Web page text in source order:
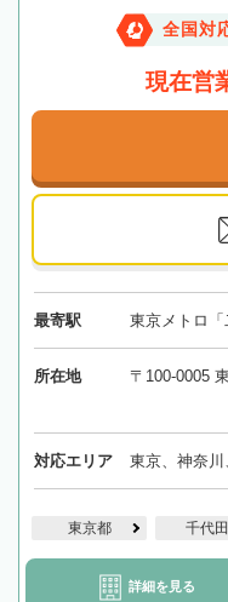
全国対
現在営
最寄駅 東京メトロ
所在地 〒100-0005
対応エリア 東京、神奈
東京都 千代
詳細を見る